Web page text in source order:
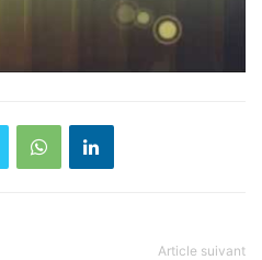
Article suivant